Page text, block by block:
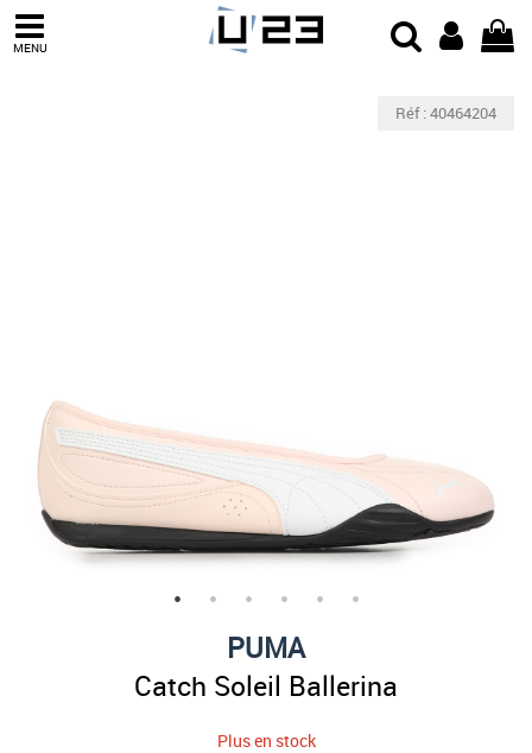
MENU
Réf : 40464204
PUMA
Catch Soleil Ballerina
Plus en stock